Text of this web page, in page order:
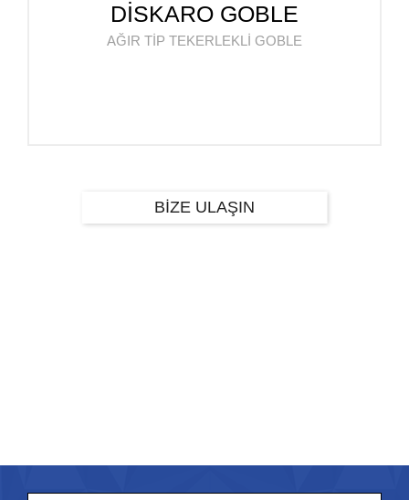
DİSKARO GOBLE
AĞIR TİP TEKERLEKLİ GOBLE
BİZE ULAŞIN